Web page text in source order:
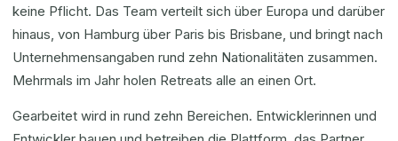
keine Pflicht. Das Team verteilt sich über Europa und darüber
hinaus, von Hamburg über Paris bis Brisbane, und bringt nach
Unternehmensangaben rund zehn Nationalitäten zusammen.
Mehrmals im Jahr holen Retreats alle an einen Ort.
Gearbeitet wird in rund zehn Bereichen. Entwicklerinnen und